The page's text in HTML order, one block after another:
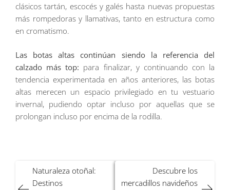
clásicos tartán, escocés y galés hasta nuevas propuestas
más rompedoras y llamativas, tanto en estructura como
en cromatismo.
Las botas altas continúan siendo la referencia del
calzado más top: para finalizar, y continuando con la
tendencia experimentada en años anteriores, las botas
altas merecen un espacio privilegiado en tu vestuario
invernal, pudiendo optar incluso por aquellas que se
prolongan incluso por encima de la rodilla.
Navegación
Naturaleza otoñal:
Destinos
Descubre los
mercadillos navideños